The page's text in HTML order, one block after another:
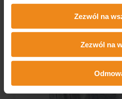
Zezwól na
Zezwól na